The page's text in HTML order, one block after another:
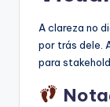
A clareza no
por trás dele.
para